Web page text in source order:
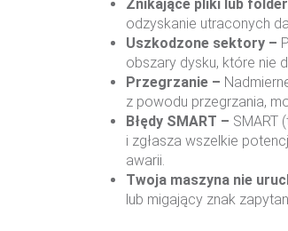
Znikające pliki lub
odzyskanie utraconych
Uszkodzone sektory –
obszary dysku, które nie
Przegrzanie –
z powodu przegrzania,
Błędy SMART – SMART
i zgłasza wszelkie
awarii.
Twoja maszyna nie
lub migający znak